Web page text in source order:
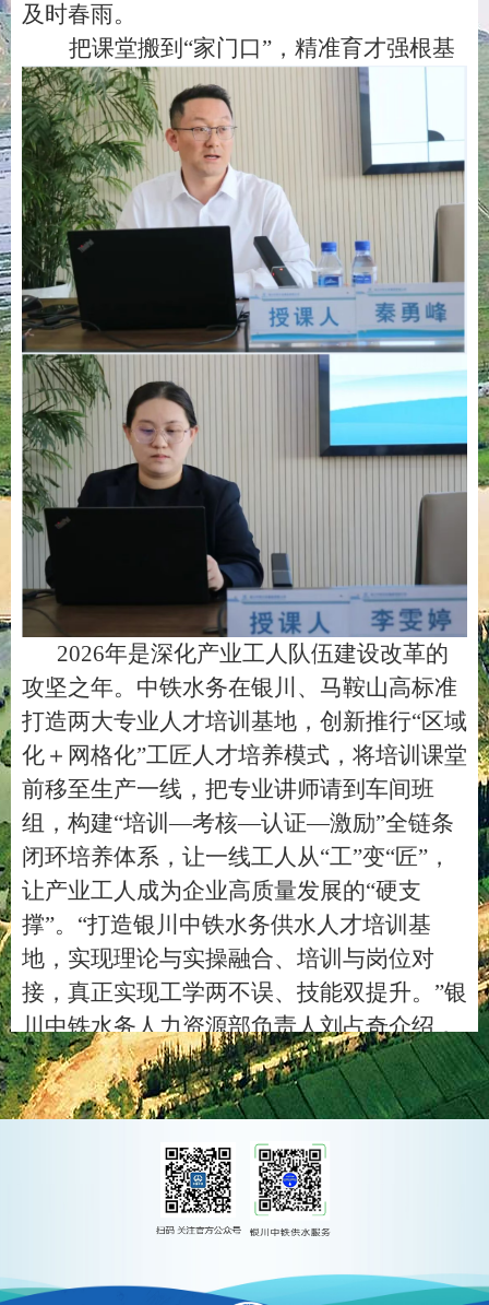
及时春雨。
把课堂搬到 “家门口” ，精准育才强根基
2026年是深化产业工人队伍建设改革的
攻坚之年。中铁水务在银川、马鞍山高标准
打造两大专业人才培训基地，创新推行“区域
化＋网格化”工匠人才培养模式，将培训课堂
前移至生产一线，把专业讲师请到车间班
组，构建“培训—考核—认证—激励”全链条
闭环培养体系，让一线工人从“工”变“匠” ，
让产业工人成为企业高质量发展的“硬支
撑”。 “打造银川中铁水务供水人才培训基
地，实现理论与实操融合、培训与岗位对
接，真正实现工学两不误、技能双提升。 ”银
川中铁水务人力资源部负责人刘占奇介绍，
此次参训的50余名学员，均是管网运维、水
质保障、设备检修、客户服务等供水核心岗
位的骨干力量，是守护城市供水安全的中坚
底气。培训摒弃“大水漫灌”式粗放教学，聚
焦岗位实操痛点难点，实施“精准滴灌
理论授课＋实地观摩＋结业考
规范、安全生产防控、民生服务技能、企业